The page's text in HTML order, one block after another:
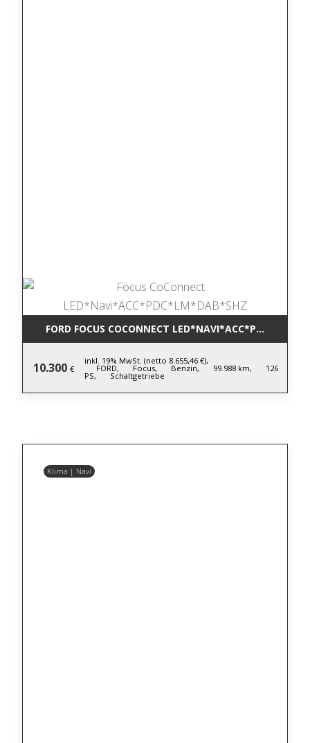
FORD FOCUS COCONNECT
10.300 €
inkl. 19% MwSt. (netto 8.655,46 €),
FORD, Focus, Benzin, 99.988 km, 126
PS, Schaltgetriebe
Klima | Navi